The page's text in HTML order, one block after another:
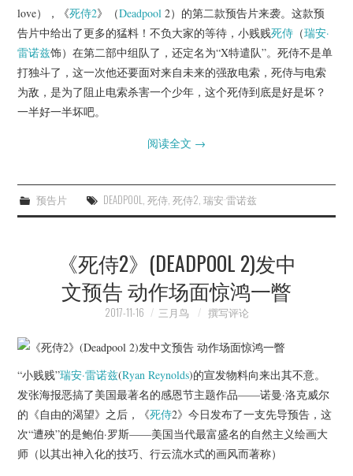
love），《死侍2》（Deadpool 2）的第二款预告片来袭。这款预
告片中给出了更多的猛料！不负大家的等待，小贱贱死侍 （瑞安·
雷诺兹饰）在第二部中组队了，还定名为“X特遣队”。死侍不是单
打独斗了，这一次他还要面对来自未来的强敌电索，死侍与电索
为敌，是为了阻止电索杀害一个少年，这个死侍到底是好是坏？
一半好一半坏吧。
阅读全文 →
预告片 DEADPOOL, 死侍, 死侍2, 瑞安·雷诺兹
《死侍2》(DEADPOOL 2)发中
文预告 动作场面惊鸿一瞥
2017-11-16 三月鸟 撰写评论
“小贱贱”瑞安·雷诺兹(Ryan Reynolds)的宣发物料向来出其不意。
发张海报恶搞了美国最著名的感恩节主题作品——诺曼·洛克威尔
的《自由的渴望》之后，《死侍2》今日发布了一支先导预告，这
次“遭殃”的是鲍伯·罗斯——美国当代最富盛名的自然主义绘画大
师（以其出神入化的技巧、行云流水式的画风而著称）